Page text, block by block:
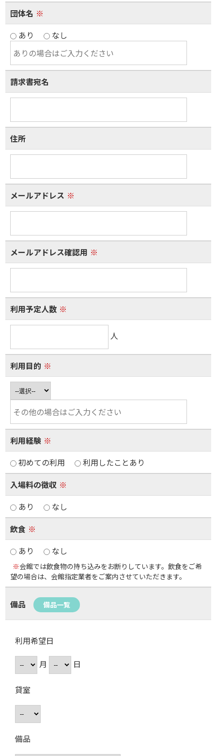
団体名 ※
あり
なし
請求書宛名
住所
メールアドレス ※
メールアドレス確認用 ※
利用予定人数 ※
人
利用目的 ※
利用経験 ※
初めての利用
利用したことあり
入場料の徴収 ※
あり
なし
飲食 ※
あり
なし
※会館では飲食物の持ち込みをお断りしています。飲食をご希
望の場合は、会館指定業者をご案内させていただきます。
備品 備品一覧
利用希望日
月
日
貸室
備品